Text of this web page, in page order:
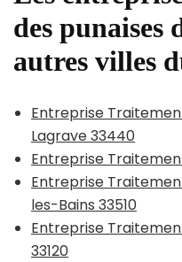
des punaises
autres villes
Entreprise
Lagrave 33440
Entreprise
Entreprise
les-Bains 33510
Entreprise
33120